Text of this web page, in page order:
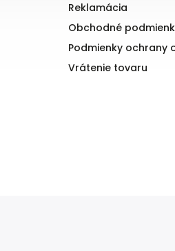
Reklamácia
Obchodné
Podmienky ochrany
Vrátenie tovaru